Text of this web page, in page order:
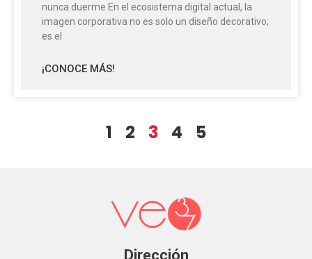
nunca duerme En el ecosistema digital actual, la
imagen corporativa no es solo un diseño decorativo;
es el
¡CONOCE MÁS!
1 2 3 4 5
Dirección